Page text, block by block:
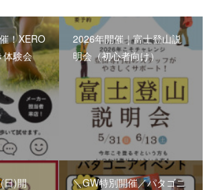
！XERO
体験会
2026年開催｜富士登山説
明会（初心者向け）
日)開
＼GW特別開催／パタゴニ